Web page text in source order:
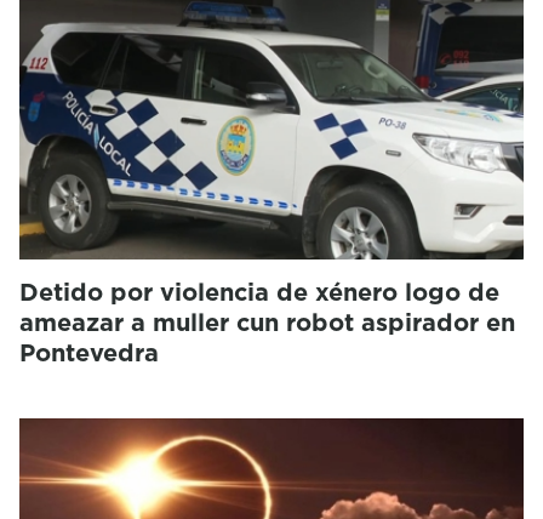
Detido por violencia de xénero logo de
ameazar a muller cun robot aspirador en
Pontevedra